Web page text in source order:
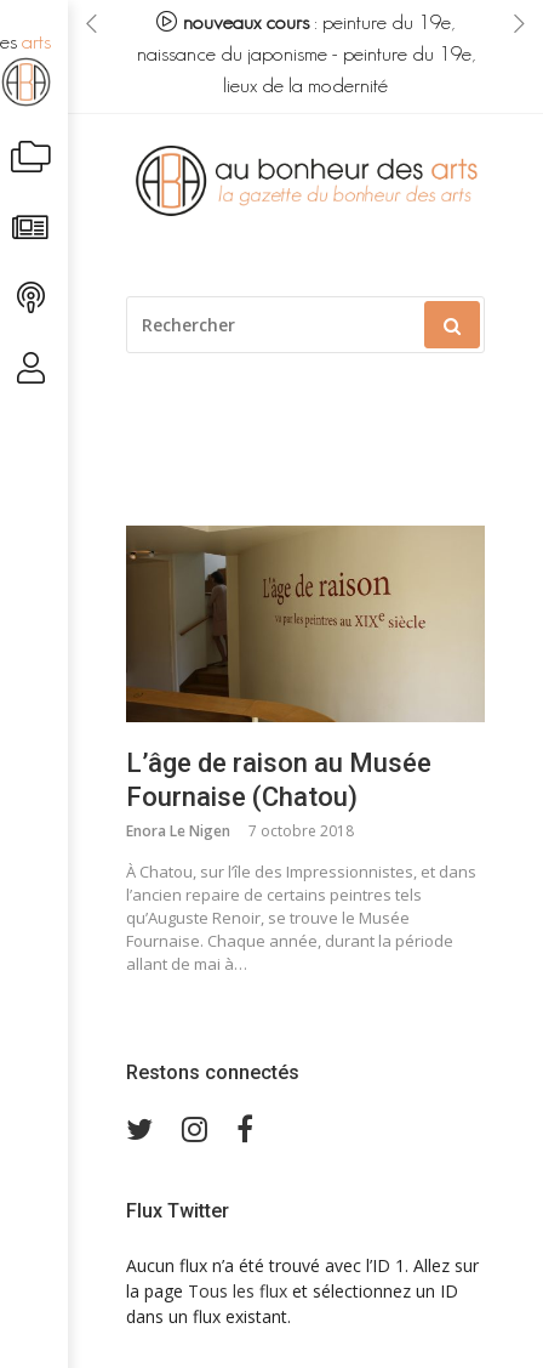
des arts :
savoir
nouveaux cours: peinture du 19e,
naissance du japonisme- peinture du 19e,
lieux de la modernité
arts
au
contenu
POUR
:
L’âge de raison au Musée
Fournaise (Chatou)
Enora Le Nigen 7 octobre 2018
À Chatou, sur l’île des Impressionnistes, et dans
l’ancien repaire de certains peintres tels
qu’Auguste Renoir, se trouve le Musée
Fournaise. Chaque année, durant la période
allant de mai à…
Restons connectés
TwitterInstagram
Flux Twitter
Aucun flux n’a été trouvé avec l’ID 1. Allez sur
la page Tous les flux et sélectionnez un ID
dans un flux existant.